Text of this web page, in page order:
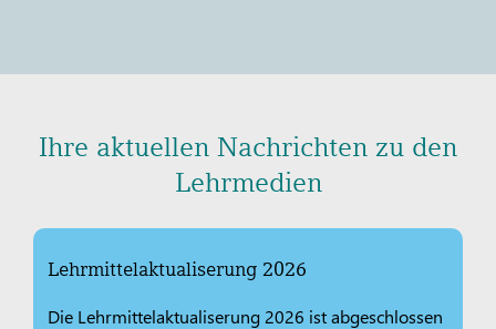
Ihre aktuellen Nachrichten zu den
Lehrmedien
Lehrmittelaktualiserung 2026
Die Lehrmittelaktualiserung 2026 ist abgeschlossen